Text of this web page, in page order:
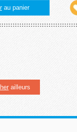
au panier
ailleurs